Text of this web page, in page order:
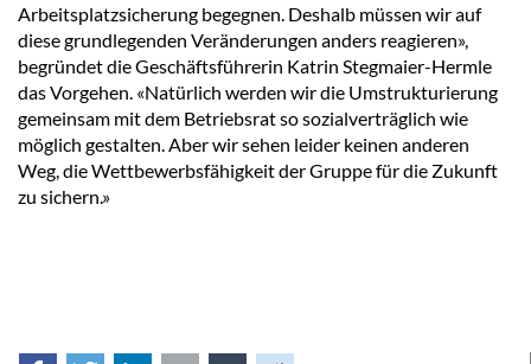
Arbeitsplatzsicherung begegnen. Deshalb müssen wir auf
diese grundlegenden Veränderungen anders reagieren»,
begründet die Geschäftsführerin Katrin Stegmaier-Hermle
das Vorgehen. «Natürlich werden wir die Umstrukturierung
gemeinsam mit dem Betriebsrat so sozialverträglich wie
möglich gestalten. Aber wir sehen leider keinen anderen
Weg, die Wettbewerbsfähigkeit der Gruppe für die Zukunft
zu sichern.»